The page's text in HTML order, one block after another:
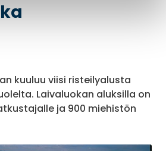
kuuluu viisi risteilyalusta
Laivaluokan aluksilla on
ja 900 miehistön